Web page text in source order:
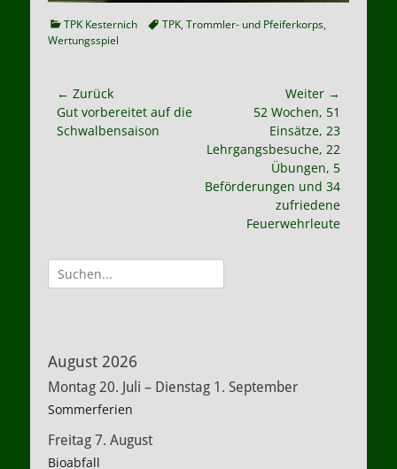
Kategorien
TPK Kesternich Schlagworte
TPK, Trommler- und Pfeiferkorps,
Wertungsspiel
Beitragsnavigation
← Zurück
Vorheriger
Beitrag:
Gut vorbereitet auf die
Schwalbensaison
Weiter →
52 Wochen, 51
Einsätze, 23
Lehrgangsbesuche, 22
Übungen, 5
Beförderungen und 34
zufriedene
Feuerwehrleute
Suche
nach:
August 2026
Montag 20. Juli – Dienstag 1. September
Sommerferien
Freitag 7. August
Bioabfall